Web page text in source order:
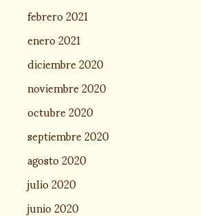
febrero 2021
enero 2021
diciembre 2020
noviembre 2020
octubre 2020
septiembre 2020
agosto 2020
julio 2020
junio 2020